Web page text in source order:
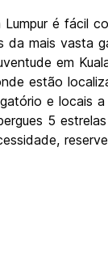
é fácil
mais vasta
em
estão
e locais
5